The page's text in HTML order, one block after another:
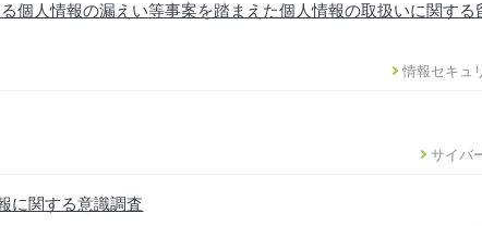
個人情報の漏えい等事案を踏まえた個人情報の取扱いに関する
情報セキュ
サイバ
に関する意識調査